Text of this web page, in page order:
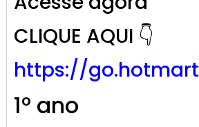
CLIQUE AQUI 👇
https://go.hotmart
1º ano